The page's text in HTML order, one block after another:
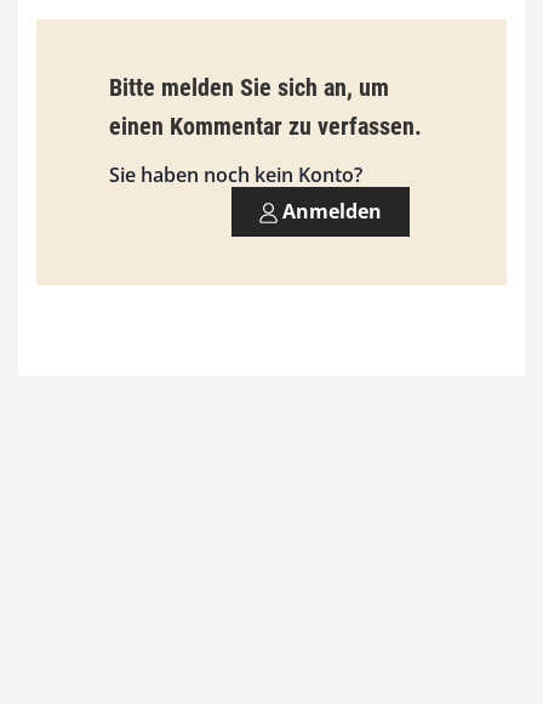
€
i
s
9
0
Bitte melden Sie sich an, um
einen Kommentar zu verfassen.
Sie haben noch kein Konto?
Anmelden